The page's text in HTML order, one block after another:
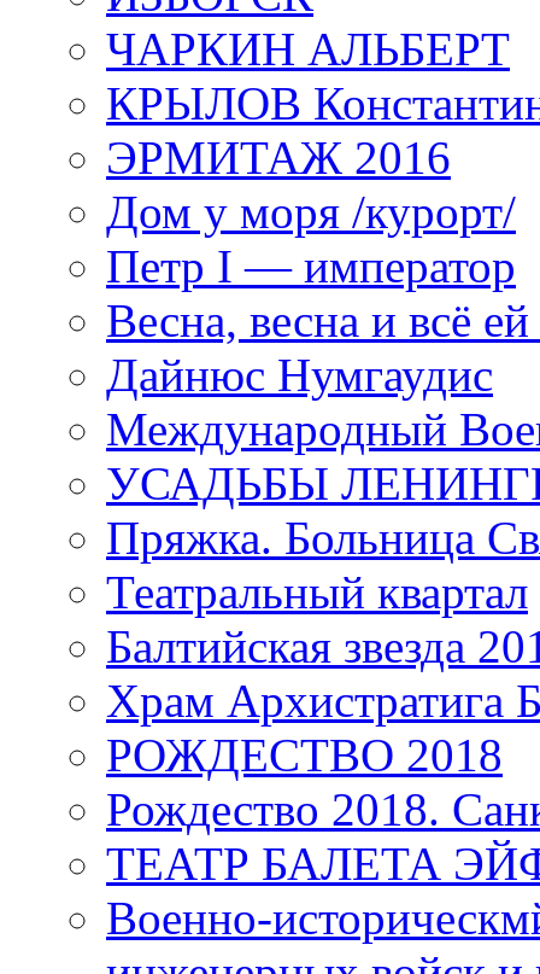
ЧАРКИН АЛЬБЕРТ
КРЫЛОВ
ЭРМИТАЖ 2016
Дом у моря /курорт/
Петр I — император
Весна, весна и всё
Дайнюс Нумгаудис
Международный
УСАДЬБЫ
Пряжка. Больница
Театральный квартал
Балтийская звезда
Храм
РОЖДЕСТВО 2018
Рождество 2018.
ТЕАТР БАЛЕТА
Военно-